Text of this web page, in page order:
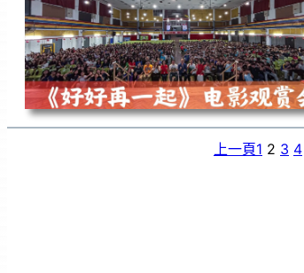
上一頁1 2 3 4